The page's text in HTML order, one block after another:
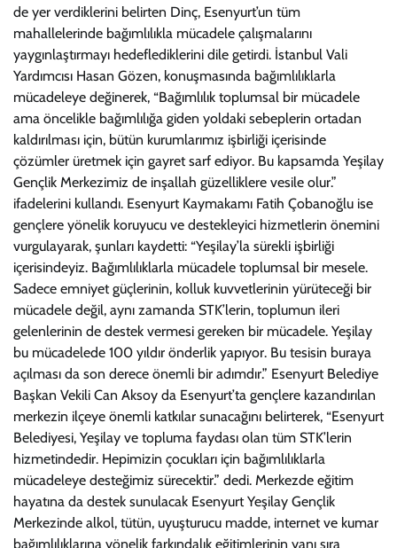
de yer verdiklerini belirten Dinç, Esenyurt’un tüm
mahallelerinde bağımlılıkla mücadele çalışmalarını
yaygınlaştırmayı hedeflediklerini dile getirdi. İstanbul Vali
Yardımcısı Hasan Gözen, konuşmasında bağımlılıklarla
mücadeleye değinerek, “Bağımlılık toplumsal bir mücadele
ama öncelikle bağımlılığa giden yoldaki sebeplerin ortadan
kaldırılması için, bütün kurumlarımız işbirliği içerisinde
çözümler üretmek için gayret sarf ediyor. Bu kapsamda Yeşilay
Gençlik Merkezimiz de inşallah güzelliklere vesile olur.”
ifadelerini kullandı. Esenyurt Kaymakamı Fatih Çobanoğlu ise
gençlere yönelik koruyucu ve destekleyici hizmetlerin önemini
vurgulayarak, şunları kaydetti: “Yeşilay’la sürekli işbirliği
içerisindeyiz. Bağımlılıklarla mücadele toplumsal bir mesele.
Sadece emniyet güçlerinin, kolluk kuvvetlerinin yürüteceği bir
mücadele değil, aynı zamanda STK’lerin, toplumun ileri
gelenlerinin de destek vermesi gereken bir mücadele. Yeşilay
bu mücadelede 100 yıldır önderlik yapıyor. Bu tesisin buraya
açılması da son derece önemli bir adımdır.” Esenyurt Belediye
Başkan Vekili Can Aksoy da Esenyurt’ta gençlere kazandırılan
merkezin ilçeye önemli katkılar sunacağını belirterek, “Esenyurt
Belediyesi, Yeşilay ve topluma faydası olan tüm STK’lerin
hizmetindedir. Hepimizin çocukları için bağımlılıklarla
mücadeleye desteğimiz sürecektir.” dedi. Merkezde eğitim
hayatına da destek sunulacak Esenyurt Yeşilay Gençlik
Merkezinde alkol, tütün, uyuşturucu madde, internet ve kumar
bağımlılıklarına yönelik farkındalık eğitimlerinin yanı sıra